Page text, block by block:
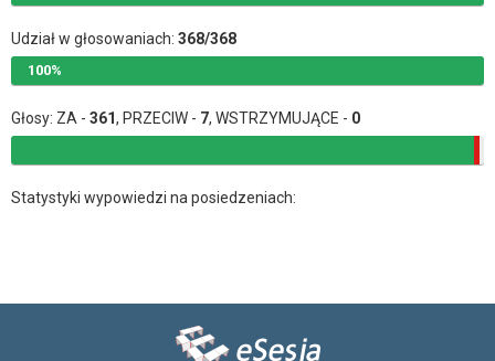
Udział w głosowaniach: 368/368
100%
Głosy: ZA - 361, PRZECIW - 7, WSTRZYMUJĄCE - 0
Statystyki wypowiedzi na posiedzeniach: